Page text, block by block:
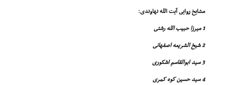
مشایخ روایى آیت الله نهاوندى:
1 میرزا حبیب الله رشتى
2 شیخ الشریعه اصفهانى
3 سید ابوالقاسم اشکورى
4 سید حسین کوه کمرى